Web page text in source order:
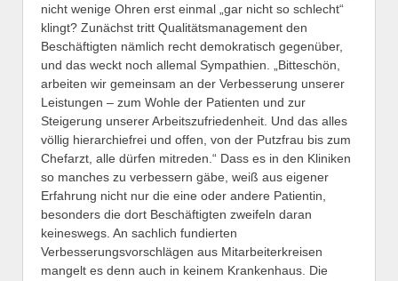
nicht wenige Ohren erst einmal „gar nicht so schlecht“
klingt? Zunächst tritt Qualitätsmanagement den
Beschäftigten nämlich recht demokratisch gegenüber,
und das weckt noch allemal Sympathien. „Bitteschön,
arbeiten wir gemeinsam an der Verbesserung unserer
Leistungen – zum Wohle der Patienten und zur
Steigerung unserer Arbeitszufriedenheit. Und das alles
völlig hierarchiefrei und offen, von der Putzfrau bis zum
Chefarzt, alle dürfen mitreden.“ Dass es in den Kliniken
so manches zu verbessern gäbe, weiß aus eigener
Erfahrung nicht nur die eine oder andere Patientin,
besonders die dort Beschäftigten zweifeln daran
keineswegs. An sachlich fundierten
Verbesserungsvorschlägen aus Mitarbeiterkreisen
mangelt es denn auch in keinem Krankenhaus. Die